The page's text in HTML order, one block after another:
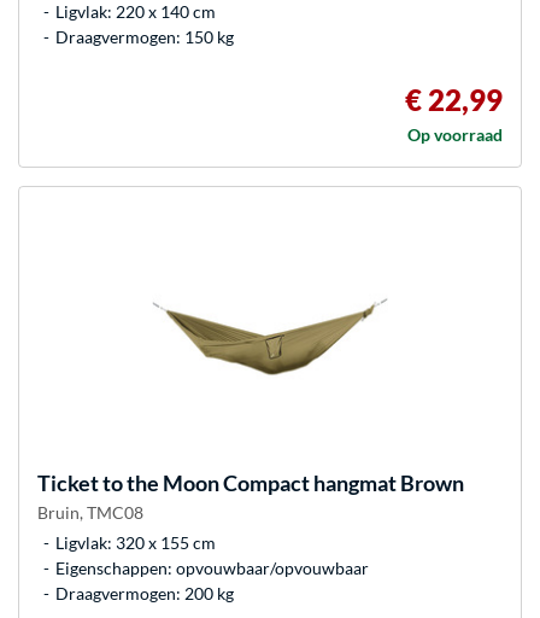
Ligvlak: 220 x 140 cm
Draagvermogen: 150 kg
€ 22,99
Op voorraad
Ticket to the MoonCompact hangmat Brown
Bruin, TMC08
Ligvlak: 320 x 155 cm
Eigenschappen: opvouwbaar/opvouwbaar
Draagvermogen: 200 kg